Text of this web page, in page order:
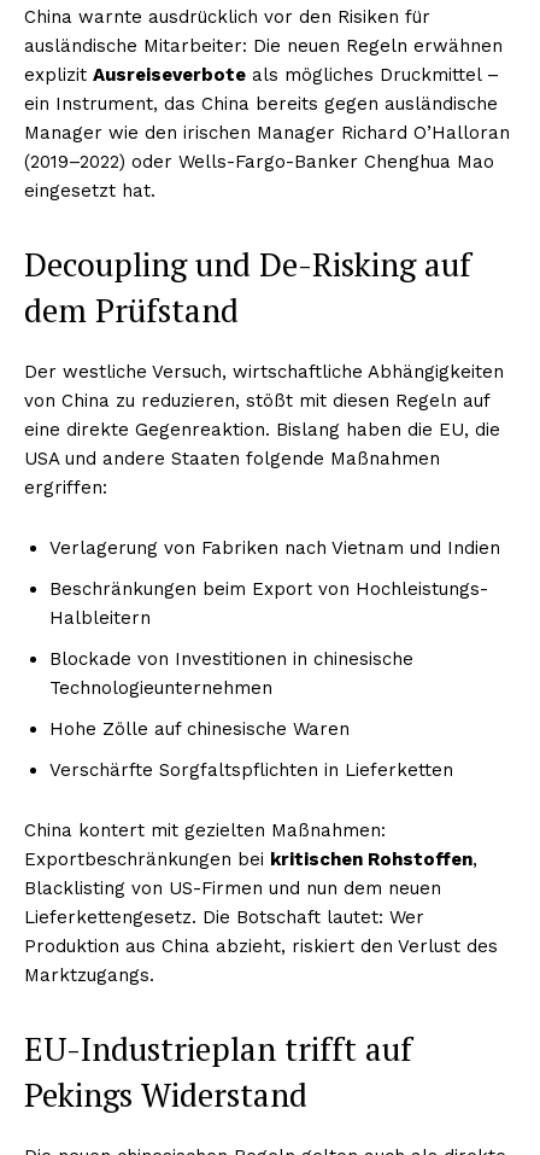
China warnte ausdrücklich vor den Risiken für
ausländische Mitarbeiter: Die neuen Regeln erwähnen
explizit Ausreiseverbote als mögliches Druckmittel –
ein Instrument, das China bereits gegen ausländische
Manager wie den irischen Manager Richard O’Halloran
(2019–2022) oder Wells-Fargo-Banker Chenghua Mao
eingesetzt hat.
Decoupling und De-Risking auf
dem Prüfstand
Der westliche Versuch, wirtschaftliche Abhängigkeiten
von China zu reduzieren, stößt mit diesen Regeln auf
eine direkte Gegenreaktion. Bislang haben die EU, die
USA und andere Staaten folgende Maßnahmen
ergriffen:
Verlagerung von Fabriken nach Vietnam und Indien
Beschränkungen beim Export von Hochleistungs-
Halbleitern
Blockade von Investitionen in chinesische
Technologieunternehmen
Hohe Zölle auf chinesische Waren
Verschärfte Sorgfaltspflichten in Lieferketten
China kontert mit gezielten Maßnahmen:
Exportbeschränkungen bei kritischen Rohstoffen,
Blacklisting von US-Firmen und nun dem neuen
Lieferkettengesetz. Die Botschaft lautet: Wer
Produktion aus China abzieht, riskiert den Verlust des
Marktzugangs.
EU-Industrieplan trifft auf
Pekings Widerstand